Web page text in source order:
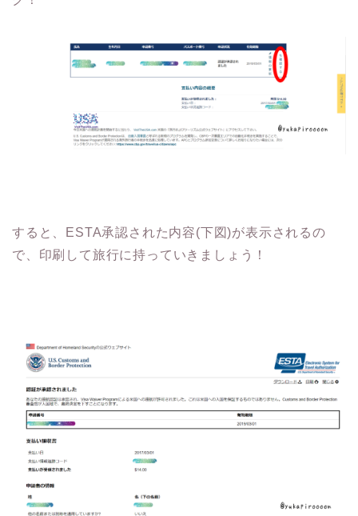
すると、ESTA承認された内容(下図)が表示されるの
で、印刷して旅行に持っていきましょう！